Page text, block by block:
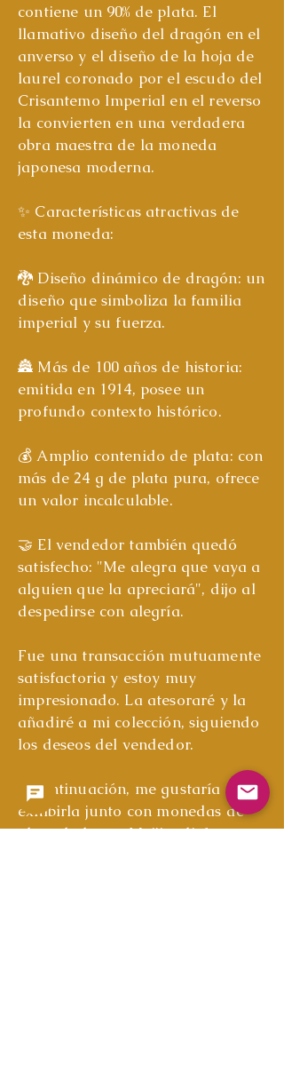
contiene un 90% de plata. El
llamativo diseño del dragón en el
anverso y el diseño de la hoja de
laurel coronado por el escudo del
Crisantemo Imperial en el reverso
la convierten en una verdadera
obra maestra de la moneda
japonesa moderna.
✨ Características atractivas de
esta moneda:
🐉 Diseño dinámico de dragón: un
diseño que simboliza la familia
imperial y su fuerza.
🏯 Más de 100 años de historia:
emitida en 1914, posee un
profundo contexto histórico.
💰 Amplio contenido de plata: con
más de 24 g de plata pura, ofrece
un valor incalculable.
🤝 El vendedor también quedó
satisfecho: "Me alegra que vaya a
alguien que la apreciará", dijo al
despedirse con alegría.
Fue una transacción mutuamente
satisfactoria y estoy muy
impresionado. La atesoraré y la
añadiré a mi colección, siguiendo
los deseos del vendedor.
A continuación, me gustaría
exhibirla junto con monedas de
plata de la era Meiji y disfrutar